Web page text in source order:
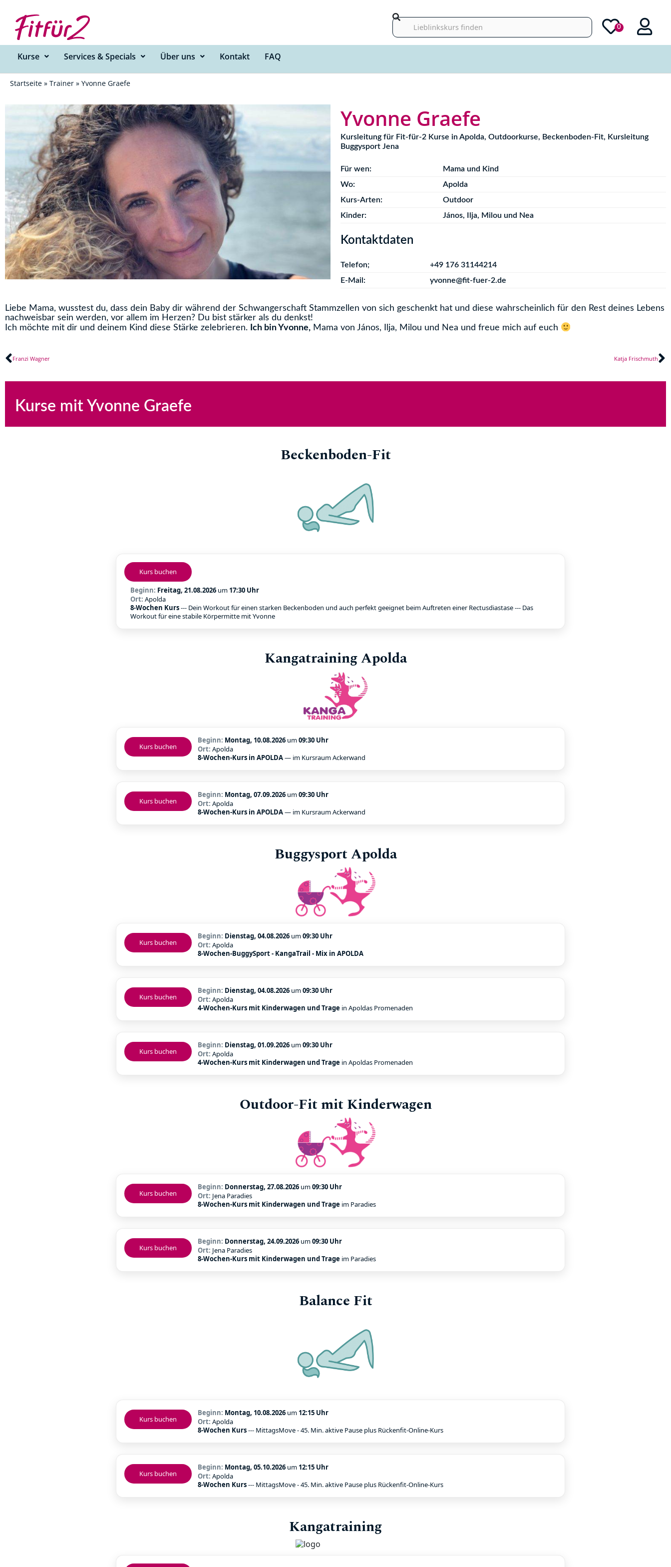
Inhalt
springen
Suche
0
Kurse Services & Specials Über uns Kontakt FAQ
Startseite » Trainer » Yvonne Graefe
Yvonne Graefe
Kursleitung für Fit-für-2 Kurse in Apolda, Outdoorkurse, Beckenboden-Fit, Kursleitung
Buggysport Jena
Für wen:
Mama und Kind
Wo:
Apolda
Kurs-Arten:
Outdoor
Kinder:
János, Ilja, Milou und Nea
Kontaktdaten
Telefon;
+49 176 31144214
E-Mail:
yvonne@fit-fuer-2.de
Liebe Mama, wusstest du, dass dein Baby dir während der Schwangerschaft Stammzellen von sich geschenkt hat und diese wahrscheinlich für den Rest deines Lebens
nachweisbar sein werden, vor allem im Herzen? Du bist stärker als du denkst!
Ich möchte mit dir und deinem Kind diese Stärke zelebrieren. Ich bin Yvonne, Mama von János, Ilja, Milou und Nea und freue mich auf euch
Zurück
Franzi Wagner Katja Frischmuth
Kurse mit Yvonne Graefe
Beckenboden-Fit
Kurs buchen
Beginn: Freitag, 21.08.2026 um 17:30 Uhr
Ort: Apolda
8-Wochen Kurs--- Dein Workout für einen starken Beckenboden und auch perfekt geeignet beim Auftreten einer Rectusdiastase --- Das
Workout für eine stabile Körpermitte mit Yvonne
Kangatraining Apolda
Kurs buchen
Beginn: Montag, 10.08.2026 um09:30 Uhr
Ort: Apolda
8-Wochen-Kurs in APOLDA— im Kursraum Ackerwand
Kurs buchen
Beginn: Montag, 07.09.2026 um09:30 Uhr
Ort: Apolda
8-Wochen-Kurs in APOLDA— im Kursraum Ackerwand
Buggysport Apolda
Kurs buchen
Beginn: Dienstag, 04.08.2026 um09:30 Uhr
Ort: Apolda
8-Wochen-BuggySport - KangaTrail - Mix in APOLDA
Kurs buchen
Beginn: Dienstag, 04.08.2026 um09:30 Uhr
Ort: Apolda
4-Wochen-Kurs mit Kinderwagen und Trage in Apoldas Promenaden
Kurs buchen
Beginn: Dienstag, 01.09.2026 um09:30 Uhr
Ort: Apolda
4-Wochen-Kurs mit Kinderwagen und Trage in Apoldas Promenaden
Outdoor-Fit mit Kinderwagen
Kurs buchen
Beginn: Donnerstag, 27.08.2026 um09:30 Uhr
Ort: Jena Paradies
8-Wochen-Kurs mit Kinderwagen und Trage im Paradies
Kurs buchen
Beginn: Donnerstag, 24.09.2026 um09:30 Uhr
Ort: Jena Paradies
8-Wochen-Kurs mit Kinderwagen und Trage im Paradies
Balance Fit
Kurs buchen
Beginn: Montag, 10.08.2026 um 12:15 Uhr
Ort: Apolda
8-Wochen Kurs--- MittagsMove - 45. Min. aktive Pause plus Rückenfit-Online-Kurs
Kurs buchen
Beginn: Montag, 05.10.2026 um 12:15 Uhr
Ort: Apolda
8-Wochen Kurs--- MittagsMove - 45. Min. aktive Pause plus Rückenfit-Online-Kurs
Kangatraining